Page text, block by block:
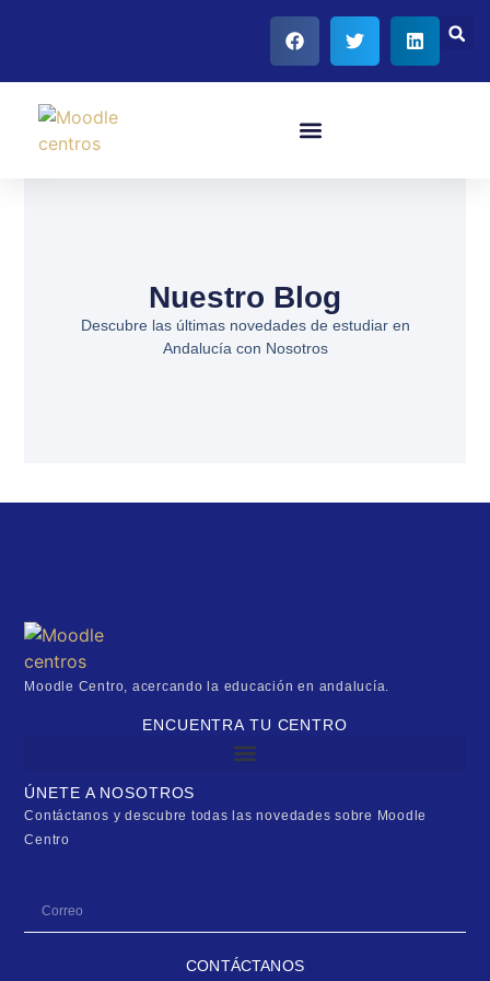
Nuestro Blog
Descubre las últimas novedades de estudiar en
Andalucía con Nosotros
Moodle Centro, acercando la educación en andalucía.
ENCUENTRA TU CENTRO
ÚNETE A NOSOTROS
Contáctanos y descubre todas las novedades sobre Moodle
Centro
CONTÁCTANOS